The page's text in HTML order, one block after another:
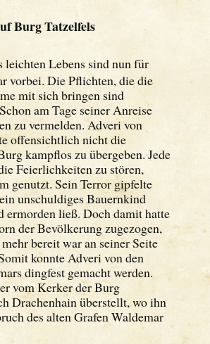
Burg Tatzelfels
leichten Lebens sind nun für
vorbei. Die Pflichten, die die
mit sich bringen sind
am Tage seiner Anreise
zu vermelden. Adveri von
offensichtlich nicht die
kampflos zu übergeben. Jede
Feierlichkeiten zu stören,
genutzt. Sein Terror gipfelte
unschuldiges Bauernkind
ermorden ließ. Doch damit hatte
der Bevölkerung zugezogen,
bereit war an seiner Seite
konnte Adveri von den
dingfest gemacht werden.
vom Kerker der Burg
Drachenhain überstellt, wo ihn
des alten Grafen Waldemar